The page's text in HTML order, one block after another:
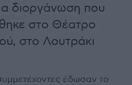
διοργάνωση που
στο Θέατρο
στο Λουτράκι
έδωσαν το